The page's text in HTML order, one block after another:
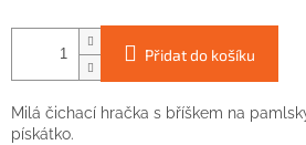
Přidat do košíku
Milá čichací hračka s bříškem na
pískátko.